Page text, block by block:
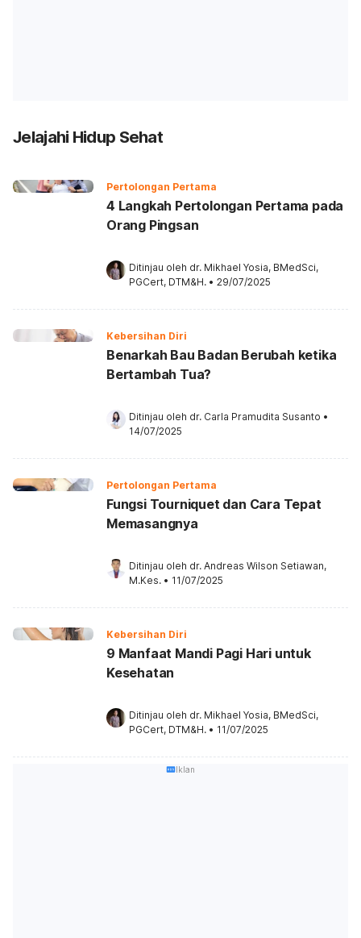
Jelajahi Hidup Sehat
Pertolongan Pertama
4 Langkah Pertolongan Pertama pada
Orang Pingsan
Ditinjau oleh dr. Mikhael Yosia, BMedSci,
PGCert, DTM&H. • 29/07/2025
Kebersihan Diri
Benarkah Bau Badan Berubah ketika
Bertambah Tua?
Ditinjau oleh dr. Carla Pramudita Susanto •
14/07/2025
Pertolongan Pertama
Fungsi Tourniquet dan Cara Tepat
Memasangnya
Ditinjau oleh dr. Andreas Wilson Setiawan,
M.Kes. • 11/07/2025
Kebersihan Diri
9 Manfaat Mandi Pagi Hari untuk
Kesehatan
Ditinjau oleh dr. Mikhael Yosia, BMedSci,
PGCert, DTM&H. • 11/07/2025
Iklan